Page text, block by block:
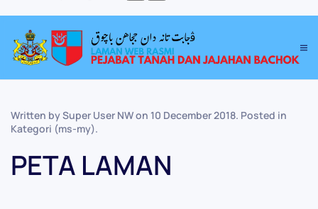
Written by Super User NW on 10 December 2018. Posted in
Kategori (ms-my).
PETA LAMAN